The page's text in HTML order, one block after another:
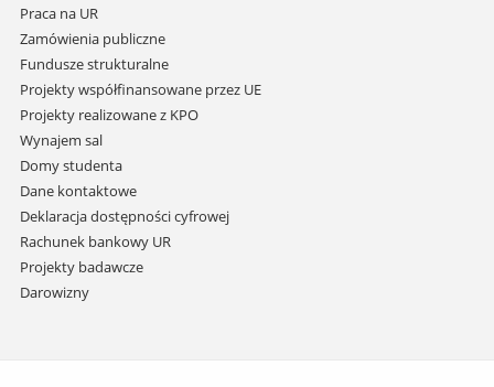
Praca na UR
Zamówienia publiczne
Fundusze strukturalne
Projekty współfinansowane przez UE
Projekty realizowane z KPO
Wynajem sal
Domy studenta
Dane kontaktowe
Deklaracja dostępności cyfrowej
Rachunek bankowy UR
Projekty badawcze
Darowizny